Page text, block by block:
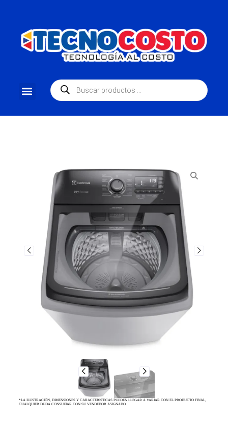
*LA ILUSTRACIÓN, DIMENSIONES Y CARACTERISTICAS PUEDEN LLEGAR A VARIAR CON EL PRODUCTO FINAL,
CUALQUIER DUDA CONSULTAR CON SU VENDEDOR ASIGNADO